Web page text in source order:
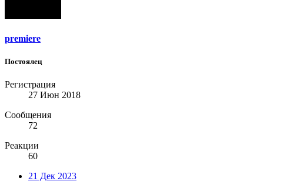
premiere
Постоялец
Регистрация
27 Июн 2018
Сообщения
72
Реакции
60
21 Дек 2023